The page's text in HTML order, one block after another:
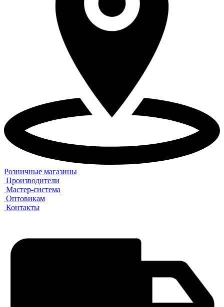
Розничные магазины
Производители
Мастер-система
Оптовикам
Контакты